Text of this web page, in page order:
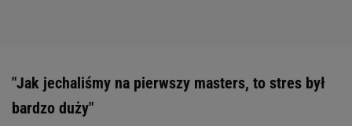
"Jak jechaliśmy na pierwszy masters, to stres był
bardzo duży"